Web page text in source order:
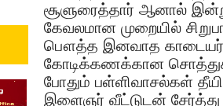
சூளுரைத்தார் ஆனால்
கேவலமான முறையில்
பௌத்த இனவாத
கோடிக்கணக்கான
போதும் பள்ளிவாசல்கள்
இளைஞர் வீட்டுடன் சேர்த்து